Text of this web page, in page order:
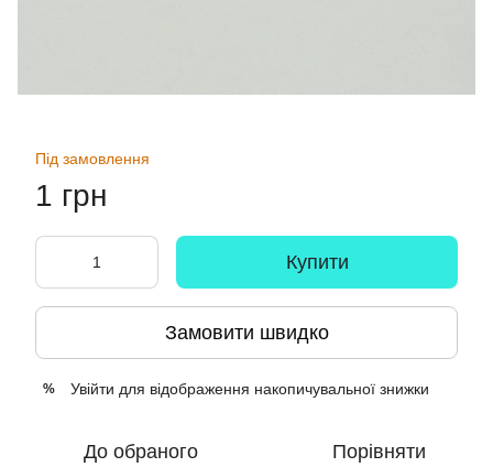
Під замовлення
1 грн
Купити
Замовити швидко
% Увійти для відображення накопичувальної знижки
До обраного Порівняти